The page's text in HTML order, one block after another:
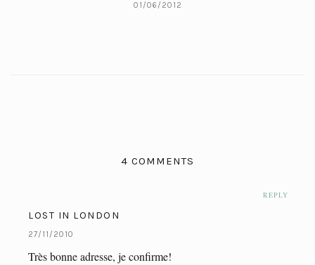
01/06/2012
4 COMMENTS
REPLY
LOST IN LONDON
27/11/2010
Très bonne adresse, je confirme!